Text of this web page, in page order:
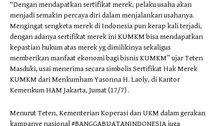
“Dengan mendapatkan sertifikat merek, pelaku usaha akan
menjadi semakin percaya diri dalam menjalankan usahanya.
Mengingat sengketa merek di Indonesia pun kerap kali terjadi,
dengan adanya sertifikat merek ini KUMKM bisa mendapatkan
kepastian hukum atas merek yg dimilikinya sekaligus
memberikan manfaat ekonomi bagi bisnis KUMKM” ujar Teten
Masduki, usai menerima secara simbolis Sertifikat Hak Merek
KUMKM dari Menkumham Yasonna H. Laoly, di Kantor
Kemenkum HAM Jakarta, Jumat (17/7) .
Menurut Teten, Kementerian Koperasi dan UKM dalam gerakan
kampanye nasional #BANGGABUATANINDONESIA juga